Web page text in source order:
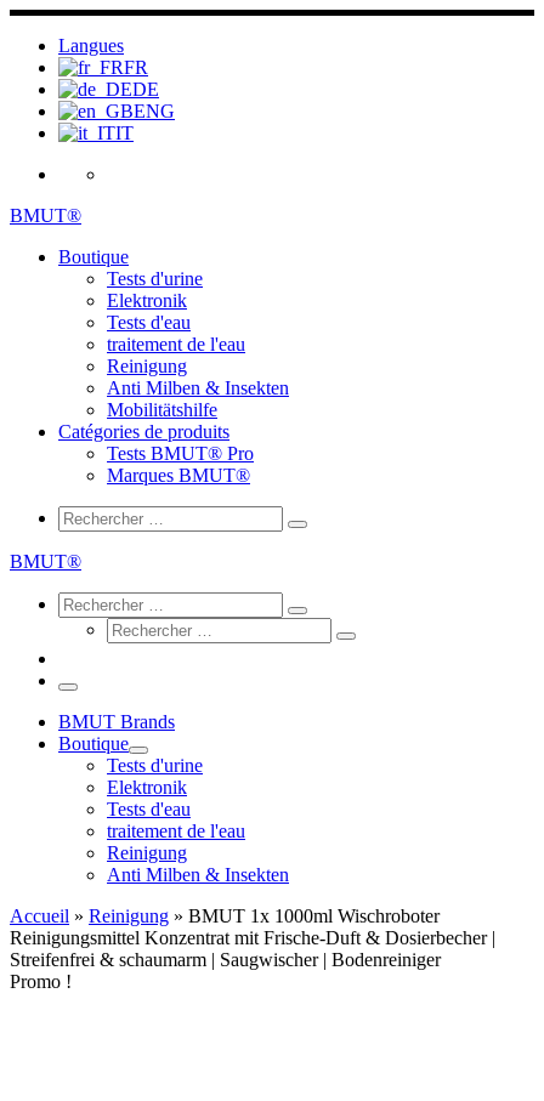
Skip
content
Langues
FR
DE
ENG
IT
BMUT®
Boutique
Tests d'urine
Elektronik
Tests d'eau
traitement de l'eau
Reinigung
Anti Milben & Insekten
Mobilitätshilfe
Catégories de produits
Tests BMUT® Pro
Marques BMUT®
Search
Rechercher
Rechercher
BMUT®
Search
Rechercher
Rechercher
Rechercher
Rechercher
Menu
BMUT Brands
Boutique
Tests d'urine
Elektronik
Tests d'eau
traitement de l'eau
Reinigung
Anti Milben & Insekten
Accueil » Reinigung » BMUT 1x 1000ml Wischroboter
Reinigungsmittel Konzentrat mit Frische-Duft & Dosierbecher |
Streifenfrei & schaumarm | Saugwischer | Bodenreiniger
Promo !